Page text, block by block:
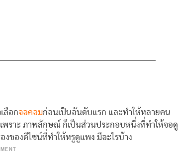
ลือกจอคอมก่อนเป็นอันดับแรก และทำให้หลายคน
ราะ ภาพลักษณ์ ก็เป็นส่วนประกอบหนึ่งที่ทำให้จอดู
งของดีไซน์ที่ทำให้หรูดูแพง มีอะไรบ้าง